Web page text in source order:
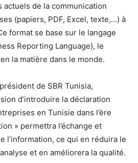
de la communication
(papiers, PDF, Excel, texte,…) à
format se base sur le langage
Reporting Language), le
la matière dans le monde.
de SBR Tunisia,
d’introduire la déclaration
en Tunisie dans l’ère
» permettra l’échange et
l’information, ce qui en réduira le
et en améliorera la qualité.